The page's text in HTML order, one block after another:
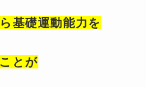
基礎運動能力を
とが